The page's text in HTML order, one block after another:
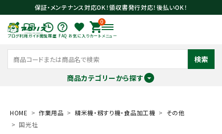
保証・メンテナンス対応OK！領収書発行対応！後払いOK！
ブログ利用ガイド閲覧履歴 FAQ お気に入り
0
カート メニュー
検索
商品カテゴリーから探す
meeting_room ログイン person 会員登録
HOME 作業用品 精米機・籾すり機・食品加工機
その他
国光社